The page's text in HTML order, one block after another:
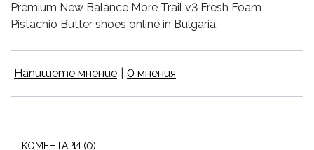
Premium New Balance More Trail v3 Fresh Foam
Pistachio Butter shoes online in Bulgaria.
Напишете мнение 0 мнения
КОМЕНТАРИ (0)